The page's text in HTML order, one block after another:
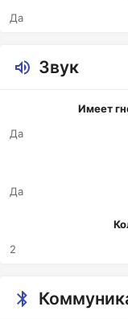
Да
Звук
Имеет
Да
Да
2